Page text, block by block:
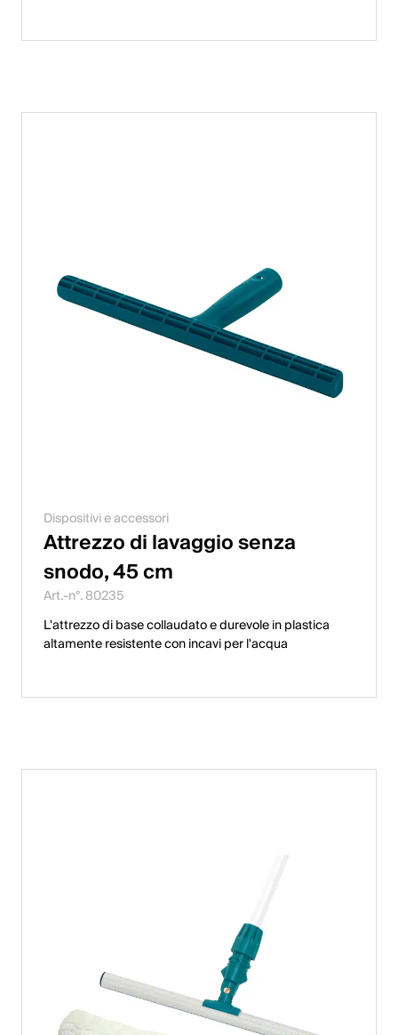
Dispositivi e accessori
Attrezzo di lavaggio senza
snodo, 45 cm
Art.-n°. 80235
L'attrezzo di base collaudato e durevole in plastica
altamente resistente con incavi per l'acqua